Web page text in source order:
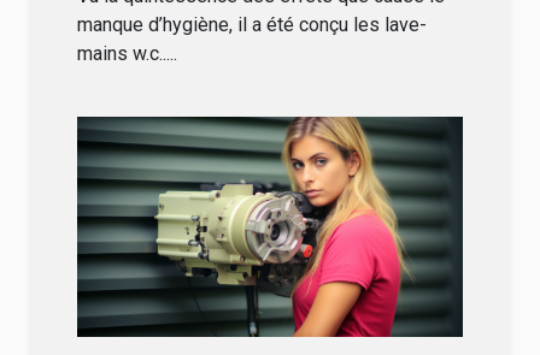
manque d’hygiène, il a été conçu les lave-
mains w.c.....